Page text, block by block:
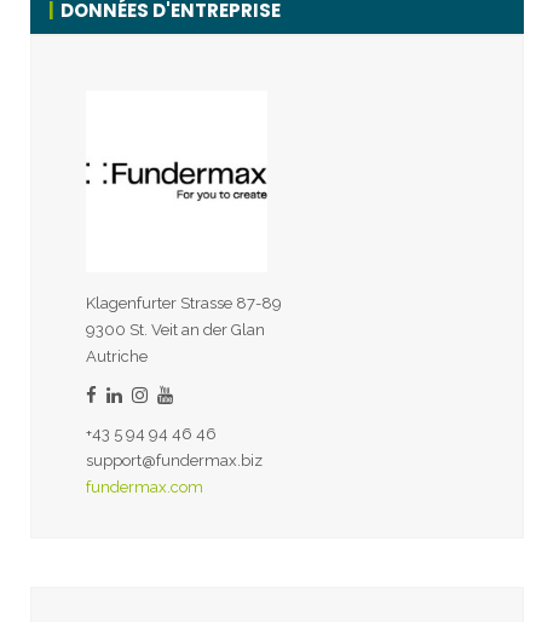
DONNÉES D'ENTREPRISE
Klagenfurter Strasse 87-89
9300 St. Veit an der Glan
Autriche
+43 5 94 94 46 46
support@fundermax.biz
fundermax.com